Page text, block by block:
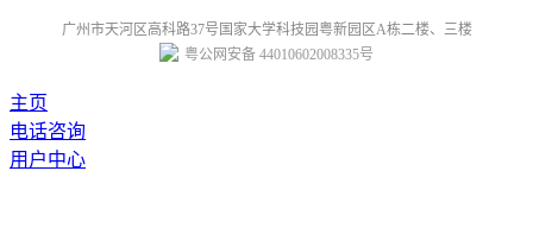
广州市天河区高科路37号国家大学科技园粤新园区A栋二楼、三楼
粤公网安备 44010602008335号
主页
电话咨询
用户中心